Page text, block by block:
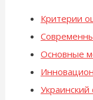
Критерии
Основные
Украинский